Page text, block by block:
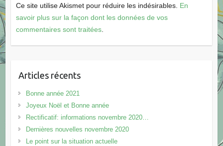
Ce site utilise Akismet pour réduire les indésirables. En
savoir plus sur la façon dont les données de vos
commentaires sont traitées.
Articles récents
Bonne année 2021
Joyeux Noël et Bonne année
Rectificatif: informations novembre 2020…
Dernières nouvelles novembre 2020
Le point sur la situation actuelle